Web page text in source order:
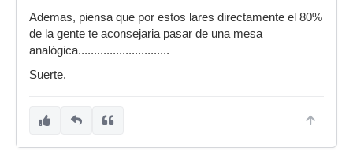
Ademas, piensa que por estos lares directamente el 80%
de la gente te aconsejaria pasar de una mesa
analógica.............................
Suerte.